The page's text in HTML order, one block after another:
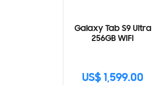
Galaxy Tab S9 Ultra
256GB WIFI
US$ 1,599.00